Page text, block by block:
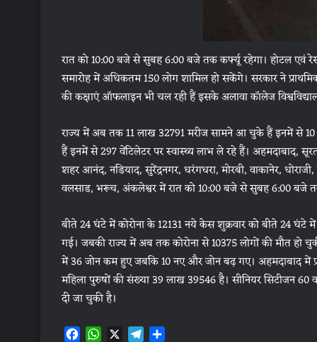
रात को 10:00 बजे से सुबह 6:00 बजे तक कर्फ्यू रहेगा। होटल एवं
समारोह में अधिकतम 150 लोग शामिल हो सकेंगे। सरकार ने
की कक्षाएं ऑफलाइन भी चल रही हैं इसके अलावा कॉलेज
राज्य में अब तक 11 लाख 32791 मरीज सामने आ चुके हैं इनमें से 10
हैं इनमें से 297 वेंटिलेटर पर स्वास्थ्य लाभ ले रहे हैं। अहमदाबाद,
शहर आनंद, नडियाद, सुरेंद्रनगर, धरंगधरा, मोरबी, वाकानेर,
वलसाड, भरूच, अंकलेश्वर में रात को 10:00 बजे से सुबह 6:00 बजे
बीते 24 घंटे में कोरोना के 12131 नये केस शुक्रवार को बीते 24 घंटे
गई। जबकी राज्य में अब तक कोरोना से 10375 लोगों की मौत हो
में 36 जोन कम हुए जबकि 10 नए और जोन बढ़ गए। अहमदाबाद में
महिला पुरुषों की संख्या 39 लाख 39546 है। सीनियर सिटीजन 60
दी जा चुकी है।
F W X T